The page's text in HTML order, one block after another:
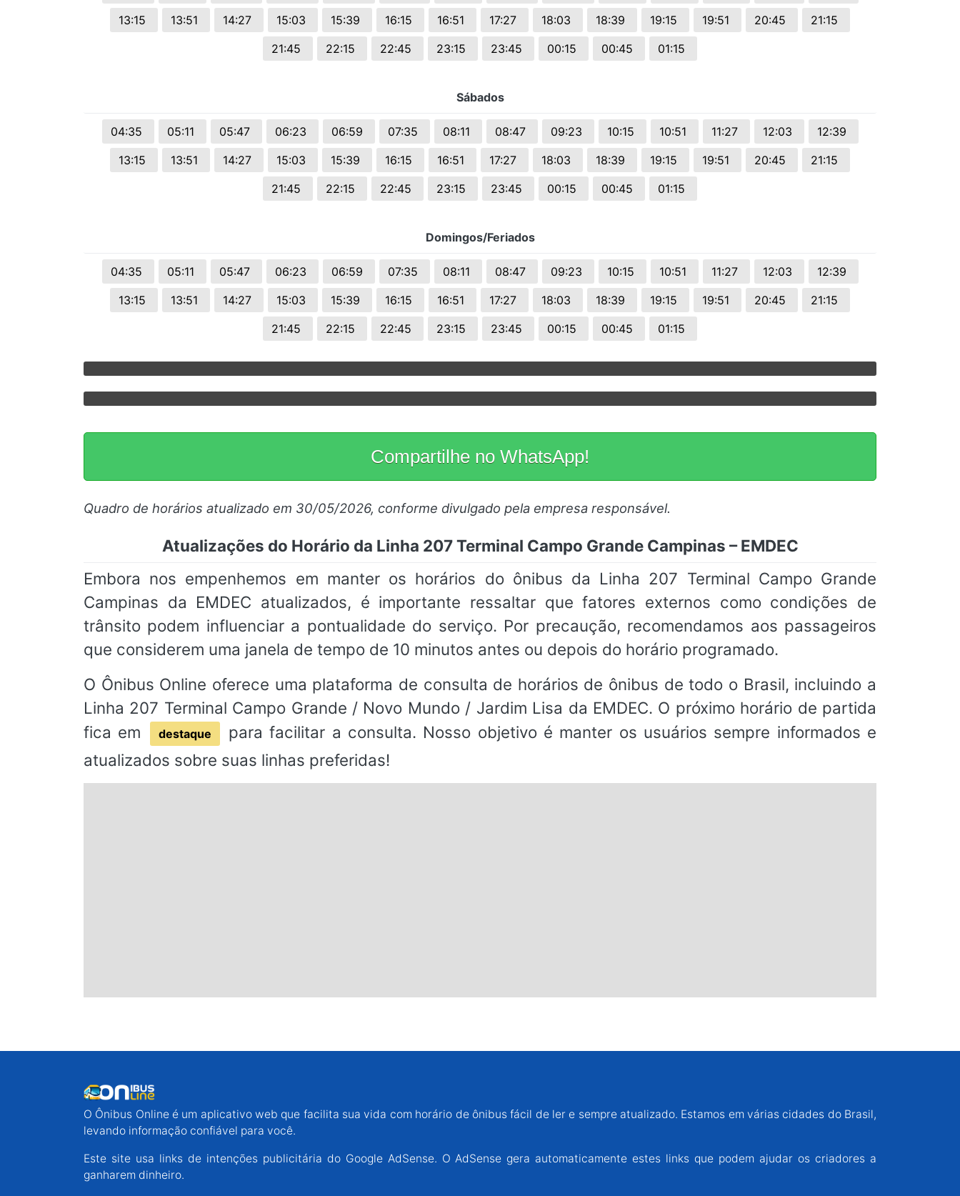
13:15
13:51 14:27 15:03 15:39 16:15 16:51 17:27 18:03 18:39 19:15 19:51 20:45
21:15
21:45
22:15 22:45 23:15 23:45 00:15 00:45 01:15
Sábados
04:35 05:11 05:47 06:23 06:59 07:35 08:11 08:47 09:23 10:15 10:51 11:27 12:03
12:39
13:15
13:51 14:27 15:03 15:39 16:15 16:51 17:27 18:03 18:39 19:15 19:51 20:45
21:15
21:45
22:15 22:45 23:15 23:45 00:15 00:45 01:15
Domingos/Feriados
04:35 05:11 05:47 06:23 06:59 07:35 08:11 08:47 09:23 10:15 10:51 11:27 12:03
12:39
13:15
13:51 14:27 15:03 15:39 16:15 16:51 17:27 18:03 18:39 19:15 19:51 20:45
21:15
21:45
22:15 22:45 23:15 23:45 00:15 00:45 01:15
Compartilhe no WhatsApp!
Quadro de horários atualizado em 30/05/2026, conforme divulgado pela empresa responsável.
Atualizações do Horário da Linha 207 Terminal Campo Grande Campinas – EMDEC
Embora nos empenhemos em manter os horários do ônibus da Linha 207 Terminal Campo Grande
Campinas da EMDEC atualizados, é importante ressaltar que fatores externos como condições de
trânsito podem influenciar a pontualidade do serviço. Por precaução, recomendamos aos passageiros
que considerem uma janela de tempo de 10 minutos antes ou depois do horário programado.
O Ônibus Online oferece uma plataforma de consulta de horários de ônibus de todo o Brasil, incluindo a
Linha 207 Terminal Campo Grande / Novo Mundo / Jardim Lisa da EMDEC. O próximo horário de partida
fica em
destaque
para facilitar a consulta. Nosso objetivo é manter os usuários sempre informados e
atualizados sobre suas linhas preferidas!
O Ônibus Online é um aplicativo web que facilita sua vida com horário de ônibus fácil de ler e sempre atualizado. Estamos em várias cidades do Brasil,
levando informação confiável para você.
Este site usa links de intenções publicitária do Google AdSense. O AdSense gera automaticamente estes links que podem ajudar os criadores a
ganharem dinheiro.